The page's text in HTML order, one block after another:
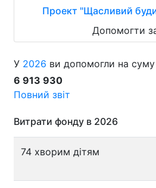
Проект "Щасливий
Допомогти
У 2026 ви допомогли на суму
6 913 930
Повний звіт
Витрати фонду в 2026
74 хворим дітям